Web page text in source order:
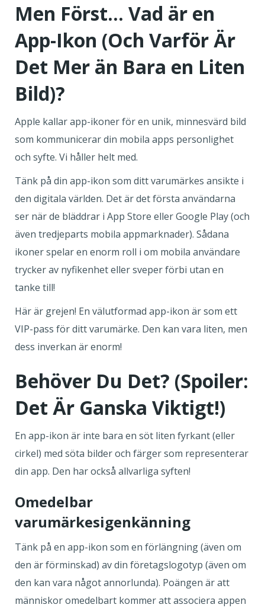
Men Först... Vad är en
App-Ikon (Och Varför Är
Det Mer än Bara en Liten
Bild)?
Apple kallar app-ikoner för en unik, minnesvärd bild
som kommunicerar din mobila apps personlighet
och syfte. Vi håller helt med.
Tänk på din app-ikon som ditt varumärkes ansikte i
den digitala världen. Det är det första användarna
ser när de bläddrar i App Store eller Google Play (och
även tredjeparts mobila appmarknader). Sådana
ikoner spelar en enorm roll i om mobila användare
trycker av nyfikenhet eller sveper förbi utan en
tanke till!
Här är grejen! En välutformad app-ikon är som ett
VIP-pass för ditt varumärke. Den kan vara liten, men
dess inverkan är enorm!
Behöver Du Det? (Spoiler:
Det Är Ganska Viktigt!)
En app-ikon är inte bara en söt liten fyrkant (eller
cirkel) med söta bilder och färger som representerar
din app. Den har också allvarliga syften!
Omedelbar
varumärkesigenkänning
Tänk på en app-ikon som en förlängning (även om
den är förminskad) av din företagslogotyp (även om
den kan vara något annorlunda). Poängen är att
människor omedelbart kommer att associera appen